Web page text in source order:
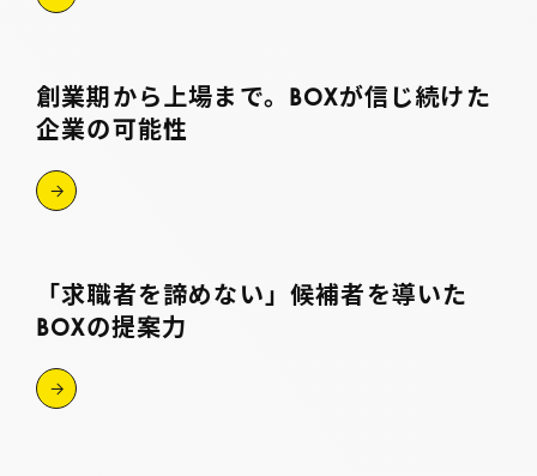
創業期から上場まで。BOXが信じ続けた
企業の可能性
「求職者を諦めない」候補者を導いた
BOXの提案力